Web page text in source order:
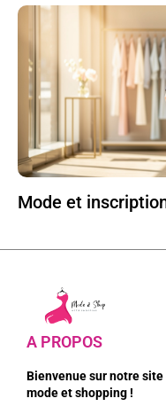
Mode et
A PROPOS
Bienvenue sur notre
mode et shopping !